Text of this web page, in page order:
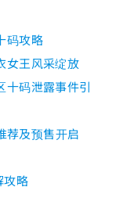
码攻略
女王风采绽放
十码泄露事件引
荐及预售开启
攻略